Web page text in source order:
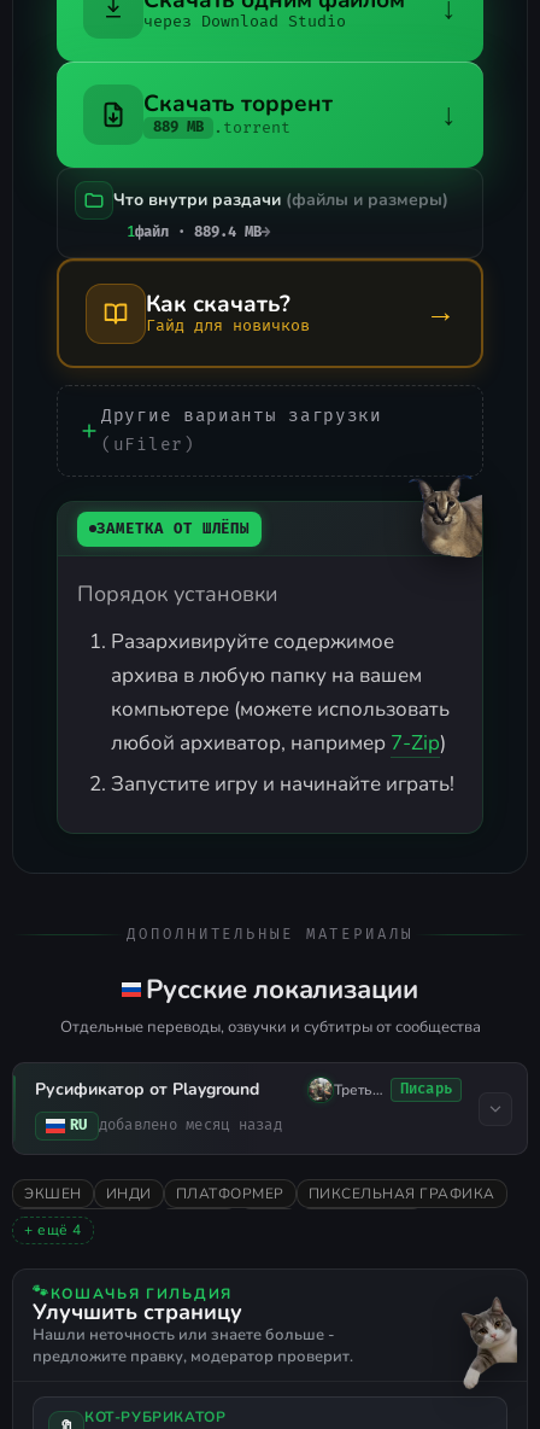
через Download Studio ↓
Скачать торрент
889 MB .torrent ↓
Что внутри раздачи (файлы и размеры)
1файл · 889.4 MB→
Как скачать?
Гайд для новичков →
Другие варианты загрузки
(uFiler)
ЗАМЕТКА ОТ ШЛЁПЫ
Порядок установки
Разархивируйте содержимое
архива в любую папку на вашем
компьютере (можете использовать
любой архиватор, например 7-Zip)
Запустите игру и начинайте играть!
ДОПОЛНИТЕЛЬНЫЕ МАТЕРИАЛЫ
Русские локализации
Отдельные переводы, озвучки и субтитры от сообщества
Русификатор от Playground Третья Чеченская
Писарь
RU
добавлено месяц назад
ЭКШЕН ИНДИ ПЛАТФОРМЕР
ПИКСЕЛЬНАЯ ГРАФИКА
ПРИКЛЮЧЕНИЯ
ПОДДЕРЖКА ГЕЙМПАДА
+ ещё 4
🐾КОШАЧЬЯ ГИЛЬДИЯ
Улучшить страницу
Нашли неточность или знаете больше -
предложите правку, модератор проверит.
КОТ-РУБРИКАТОР